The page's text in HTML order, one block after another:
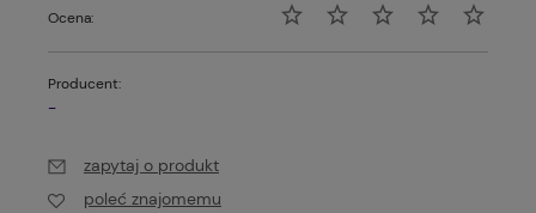
Ocena:
Producent:
-
zapytaj o produkt
poleć znajomemu